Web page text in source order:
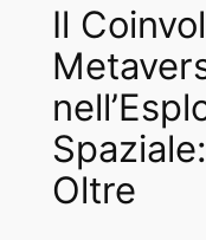
Il
Oltre